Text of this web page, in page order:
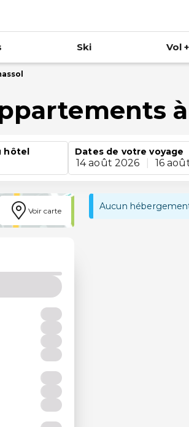
Ski Vol
hôtel
Dates de votre voyage
14 août 2026 16
Voir carte Aucun